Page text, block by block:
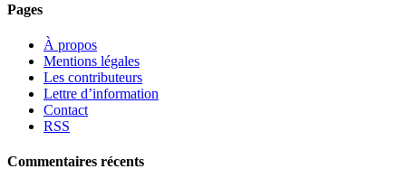
Pages
À propos
Mentions légales
Les contributeurs
Lettre d’information
Contact
RSS
Commentaires récents